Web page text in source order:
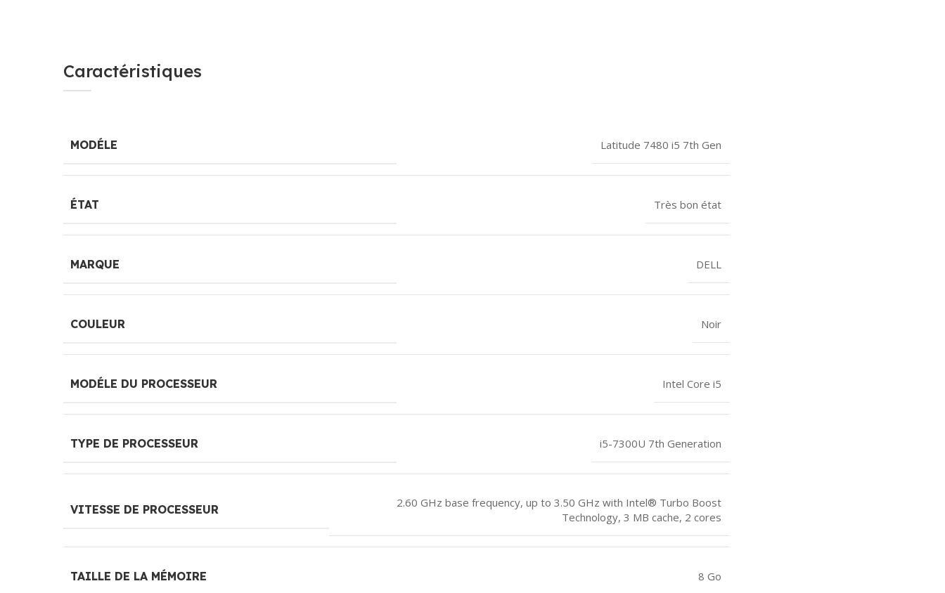
Caractéristiques
MODÉLE Latitude 7480 i5 7th Gen
ÉTAT Très bon état
MARQUE DELL
COULEUR Noir
MODÉLE DU PROCESSEUR Intel Core i5
TYPE DE PROCESSEUR i5-7300U 7th Generation
VITESSE DE PROCESSEUR
2.60 GHz base frequency, up to 3.50 GHz with Intel® Turbo Boost
Technology, 3 MB cache, 2 cores
TAILLE DE LA MÉMOIRE 8 Go